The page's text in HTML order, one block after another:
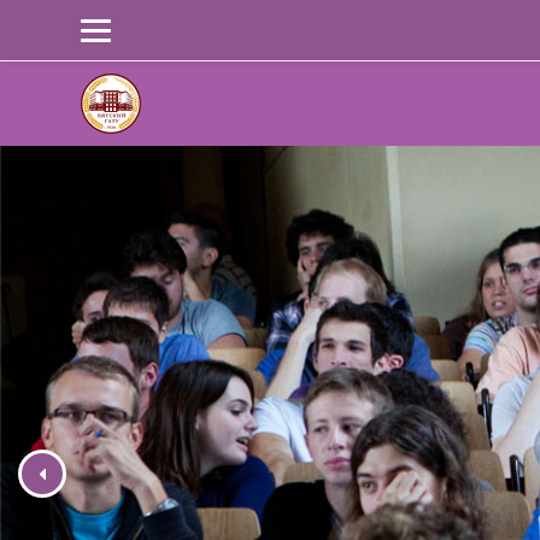
Перейти к основному содержанию